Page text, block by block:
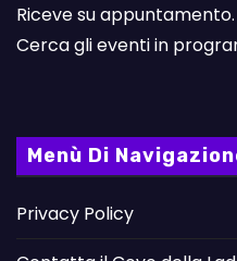
Riceve su appuntamento.
Cerca gli eventi in
Menù Di
Privacy Policy